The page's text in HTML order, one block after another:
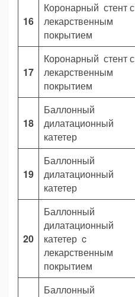
16
Коронарный стент с
лекарственным
покрытием
17
Коронарный стент с
лекарственным
покрытием
18
Баллонный
дилатационный
катетер
19
Баллонный
дилатационный
катетер
20
Баллонный
дилатационный
катетер c
лекарственным
покрытием
Баллонный